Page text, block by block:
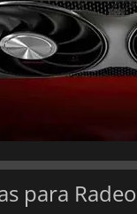
529.90€
para